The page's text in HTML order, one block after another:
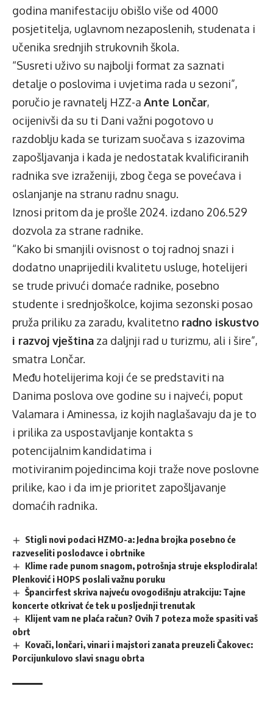
godina manifestaciju obišlo više od 4000
posjetitelja, uglavnom nezaposlenih, studenata i
učenika srednjih strukovnih škola.
“Susreti uživo su najbolji format za saznati
detalje o poslovima i uvjetima rada u sezoni”,
poručio je ravnatelj HZZ-a Ante Lončar,
ocijenivši da su ti Dani važni pogotovo u
razdoblju kada se turizam suočava s izazovima
zapošljavanja i kada je nedostatak kvalificiranih
radnika sve izraženiji, zbog čega se povećava i
oslanjanje na stranu radnu snagu.
Iznosi pritom da je prošle 2024. izdano 206.529
dozvola za strane radnike.
“Kako bi smanjili ovisnost o toj radnoj snazi i
dodatno unaprijedili kvalitetu usluge, hotelijeri
se trude privući domaće radnike, posebno
studente i srednjoškolce, kojima sezonski posao
pruža priliku za zaradu, kvalitetno radno iskustvo
i razvoj vještina za daljnji rad u turizmu, ali i šire”,
smatra Lončar.
Među hotelijerima koji će se predstaviti na
Danima poslova ove godine su i najveći, poput
Valamara i Aminessa, iz kojih naglašavaju da je to
i prilika za uspostavljanje kontakta s
potencijalnim kandidatima i
motiviranim pojedincima koji traže nove poslovne
prilike, kao i da im je prioritet zapošljavanje
domaćih radnika.
Stigli novi podaci HZMO-a: Jedna brojka posebno će
razveseliti poslodavce i obrtnike
Klime rade punom snagom, potrošnja struje eksplodirala!
Plenković i HOPS poslali važnu poruku
Špancirfest skriva najveću ovogodišnju atrakciju: Tajne
koncerte otkrivat će tek u posljednji trenutak
Klijent vam ne plaća račun? Ovih 7 poteza može spasiti vaš
obrt
Kovači, lončari, vinari i majstori zanata preuzeli Čakovec:
Porcijunkulovo slavi snagu obrta